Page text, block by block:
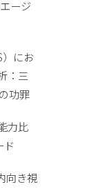
ージ
にお
：三
功罪
力比
ド
向き視